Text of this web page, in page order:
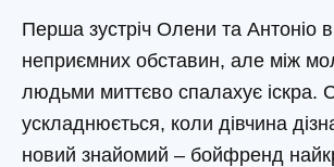
Перша зустріч Олени та Антоніо
неприємних обставин, але між
людьми миттєво спалахує іскра.
ускладнюється, коли дівчина
новий знайомий – бойфренд